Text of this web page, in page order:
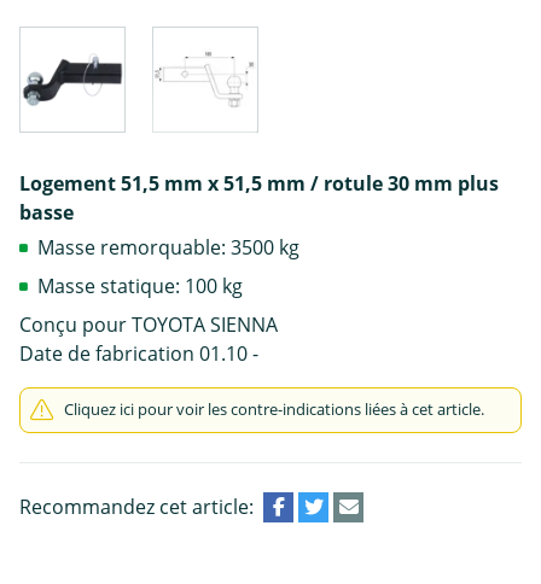
Logement 51,5 mm x 51,5 mm / rotule 30 mm plus
basse
Masse remorquable: 3500 kg
Masse statique: 100 kg
Conçu pour TOYOTA SIENNA
Date de fabrication 01.10 -
Cliquez ici pour voir les contre-indications liées à cet article.
Recommandez cet article: